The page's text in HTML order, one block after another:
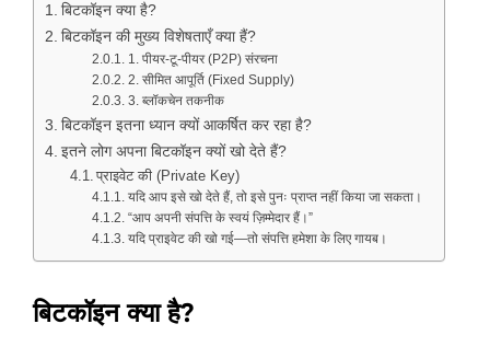
बिटकॉइन क्या है?
बिटकॉइन की मुख्य विशेषताएँ क्या हैं?
1. पीयर-टू-पीयर (P2P) संरचना
2. सीमित आपूर्ति (Fixed Supply)
3. ब्लॉकचेन तकनीक
बिटकॉइन इतना ध्यान क्यों आकर्षित कर रहा है?
इतने लोग अपना बिटकॉइन क्यों खो देते हैं?
प्राइवेट की (Private Key)
यदि आप इसे खो देते हैं, तो इसे पुनः प्राप्त नहीं किया जा सकता।
“आप अपनी संपत्ति के स्वयं ज़िम्मेदार हैं।”
यदि प्राइवेट की खो गई—तो संपत्ति हमेशा के लिए गायब।
बिटकॉइन क्या है?